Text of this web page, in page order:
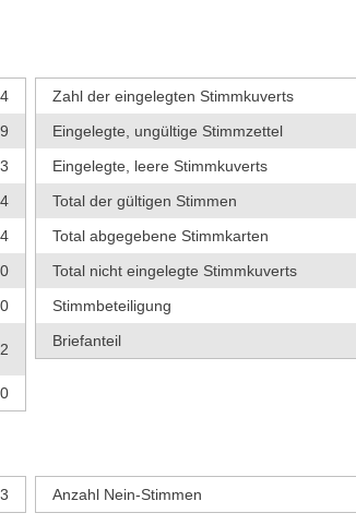
4
0
Zahl der eingelegten Stimmkuverts
Eingelegte, ungültige Stimmzettel
Eingelegte, leere Stimmkuverts
Total der gültigen Stimmen
Total abgegebene Stimmkarten
Total nicht eingelegte Stimmkuverts
Stimmbeteiligung
Briefanteil
Anzahl Nein-Stimmen